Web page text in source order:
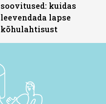
soovitused: kuidas
leevendada lapse
kõhulahtisust